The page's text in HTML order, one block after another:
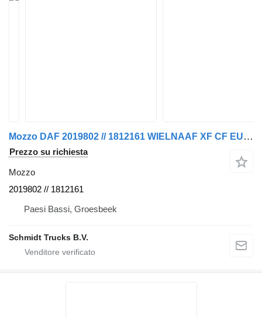
Mozzo DAF 2019802 // 1812161 WIELNAAF XF CF EURO 6 MODEL 2018 per camion
Prezzo su richiesta
Mozzo
2019802 // 1812161
Paesi Bassi, Groesbeek
Schmidt Trucks B.V.